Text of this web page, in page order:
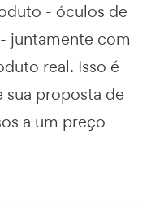
- óculos de
juntamente com
real. Isso é
sua proposta de
a um preço